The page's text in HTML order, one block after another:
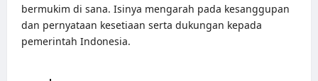
bermukim di sana. Isinya mengarah pada kesanggupan
dan pernyataan kesetiaan serta dukungan kepada
pemerintah Indonesia.